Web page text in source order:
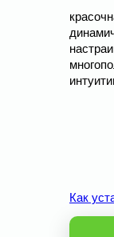
Как